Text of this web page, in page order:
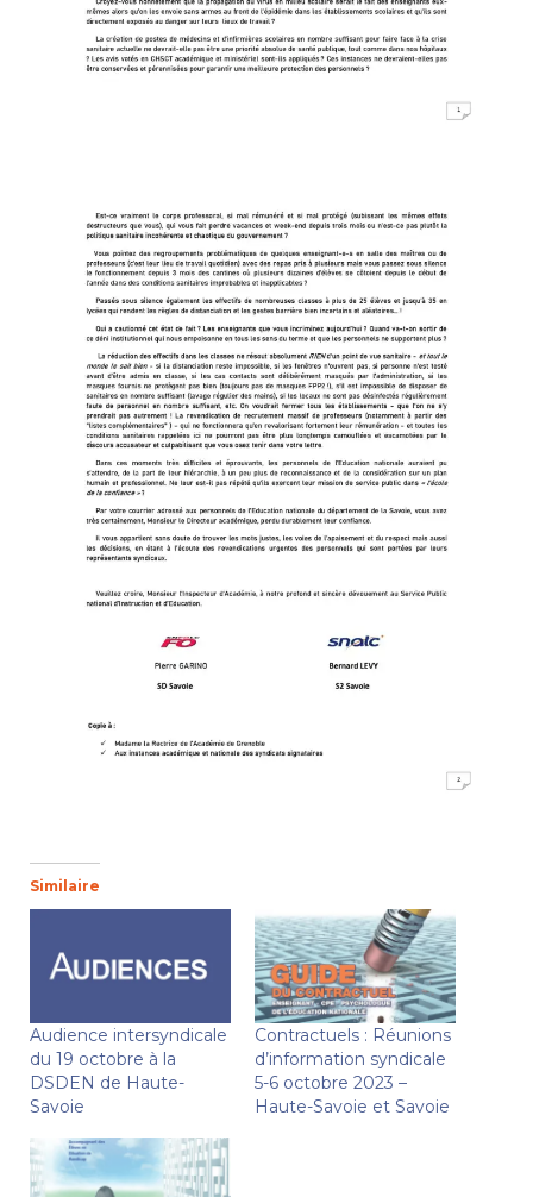
Similaire
Audience intersyndicale
du 19 octobre à la
DSDEN de Haute-
Savoie
Contractuels : Réunions
d’information syndicale
5-6 octobre 2023 –
Haute-Savoie et Savoie